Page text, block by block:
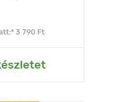
3 790 Ft